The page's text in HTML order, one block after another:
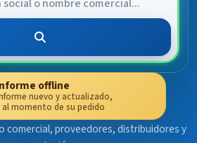
offline
nuevo y actualizado,
momento de su pedido
comercial, proveedores, distribuidores y